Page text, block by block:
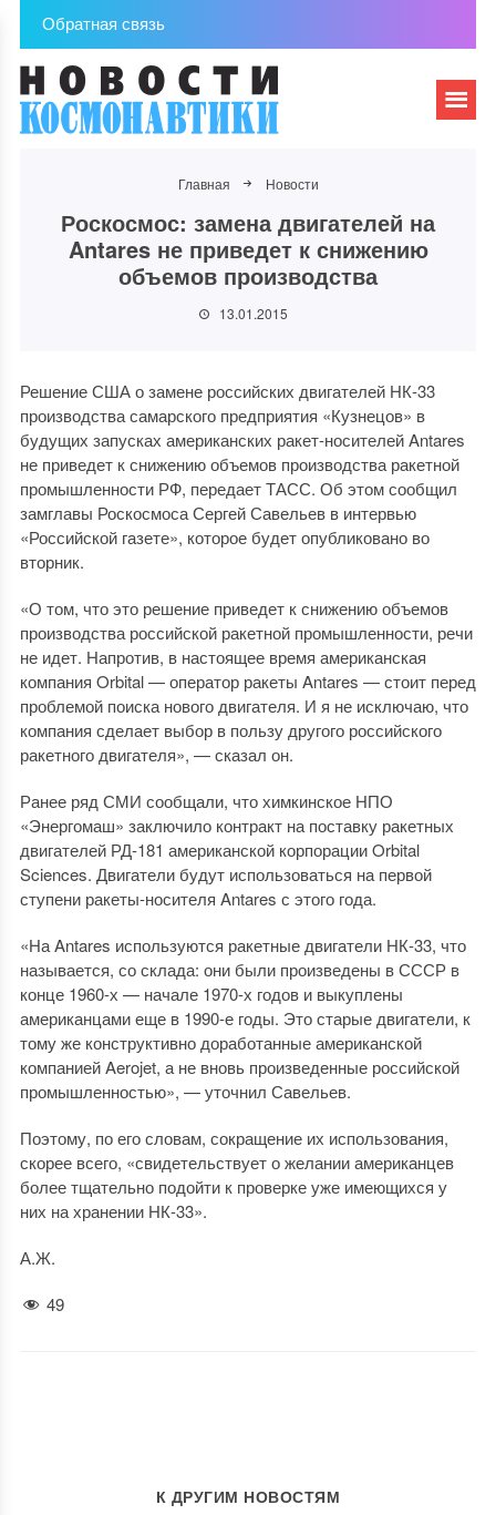
Обратная связь
Главная Новости
Роскосмос: замена двигателей на
Antares не приведет к снижению
объемов производства
13.01.2015
Решение США о замене российских двигателей НК-33
производства самарского предприятия «Кузнецов» в
будущих запусках американских ракет-носителей Antares
не приведет к снижению объемов производства ракетной
промышленности РФ, передает ТАСС. Об этом сообщил
замглавы Роскосмоса Сергей Савельев в интервью
«Российской газете», которое будет опубликовано во
вторник.
«О том, что это решение приведет к снижению объемов
производства российской ракетной промышленности, речи
не идет. Напротив, в настоящее время американская
компания Orbital — оператор ракеты Antares — стоит перед
проблемой поиска нового двигателя. И я не исключаю, что
компания сделает выбор в пользу другого российского
ракетного двигателя», — сказал он.
Ранее ряд СМИ сообщали, что химкинское НПО
«Энергомаш» заключило контракт на поставку ракетных
двигателей РД-181 американской корпорации Orbital
Sciences. Двигатели будут использоваться на первой
ступени ракеты-носителя Antares с этого года.
«На Antares используются ракетные двигатели НК-33, что
называется, со склада: они были произведены в СССР в
конце 1960-х — начале 1970-х годов и выкуплены
американцами еще в 1990-е годы. Это старые двигатели, к
тому же конструктивно доработанные американской
компанией Aerojet, а не вновь произведенные российской
промышленностью», — уточнил Савельев.
Поэтому, по его словам, сокращение их использования,
скорее всего, «свидетельствует о желании американцев
более тщательно подойти к проверке уже имеющихся у
них на хранении НК-33».
А.Ж.
49
К ДРУГИМ НОВОСТЯМ